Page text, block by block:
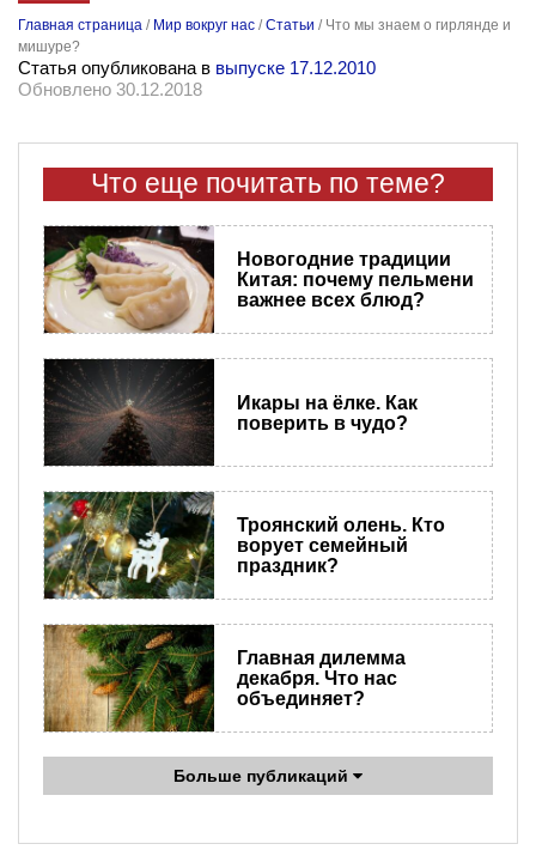
Главная страница / Мир вокруг нас /Статьи / Что мы знаем о гирлянде и
мишуре?
Статья опубликована в выпуске 17.12.2010
Обновлено 30.12.2018
Что еще почитать по теме?
Новогодние традиции
Китая: почему пельмени
важнее всех блюд?
Икары на ёлке. Как
поверить в чудо?
Троянский олень. Кто
ворует семейный
праздник?
Главная дилемма
декабря. Что нас
объединяет?
Больше публикаций